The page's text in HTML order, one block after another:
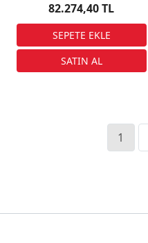
82.274,40 TL
1